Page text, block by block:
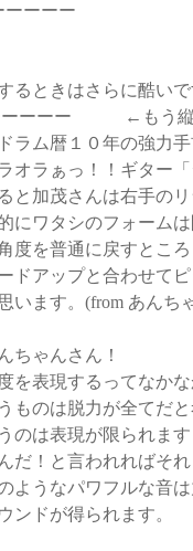
ーーーー
るときはさらに酷いで
ーーーー ←もう縦
ラム暦１０年の強力
オラぁっ！！ギター
と加茂さんは右手の
にワタシのフォームは
度を普通に戻すとこ
ドアップと合わせて
います。(from あんち
ちゃんさん！
を表現するってなかな
ものは脱力が全てだと
のは表現が限られま
だ！と言われればそれ
ようなパワフルな音
ンドが得られます。